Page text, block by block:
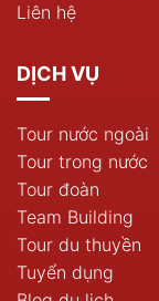
Liên hệ
DỊCH VỤ
Tour nước ngoài
Tour trong nước
Tour đoàn
Team Building
Tour du thuyền
Tuyển dụng